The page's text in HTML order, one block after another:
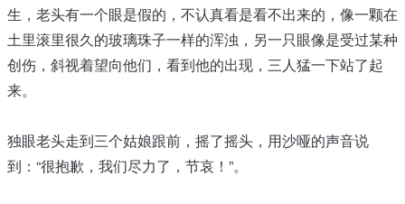
生，老头有一个眼是假的，不认真看是看不出来的，像一颗在
土里滚里很久的玻璃珠子一样的浑浊，另一只眼像是受过某种
创伤，斜视着望向他们，看到他的出现，三人猛一下站了起
来。
独眼老头走到三个姑娘跟前，摇了摇头，用沙哑的声音说
到：“很抱歉，我们尽力了，节哀！”。